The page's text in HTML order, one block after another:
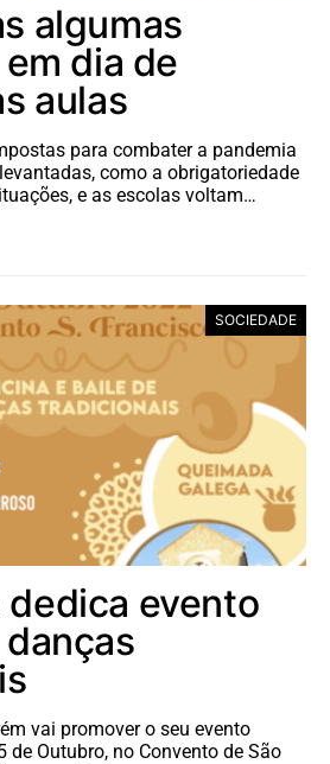
algumas
dia de
aulas
para combater a pandemia
como a obrigatoriedade
e as escolas voltam…
SOCIEDADE
dedica evento
vai promover o seu evento
de Outubro, no Convento de São